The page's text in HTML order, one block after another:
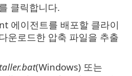
클릭합니다.
에이전트를 배포할 클라이
운로드한 압축 파일을 추출
(Windows) 또는